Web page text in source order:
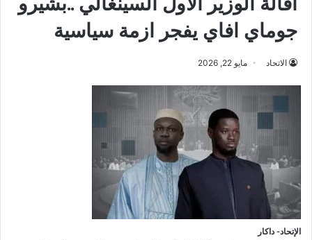
جوماي افاي يفجر ازمة سياسية
الاتحاد مايو 22, 2026
الإتحاد- داكار